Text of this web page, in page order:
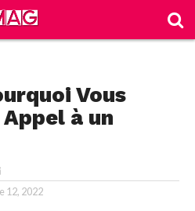
Vous
à un
12, 2022